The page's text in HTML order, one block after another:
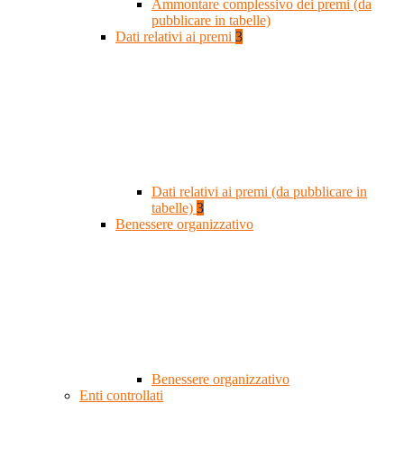
Ammontare complessivo dei premi (da
pubblicare in tabelle)
Dati relativi ai premi 3
Dati relativi ai premi (da pubblicare in
tabelle) 3
Benessere organizzativo
Benessere organizzativo
Enti controllati